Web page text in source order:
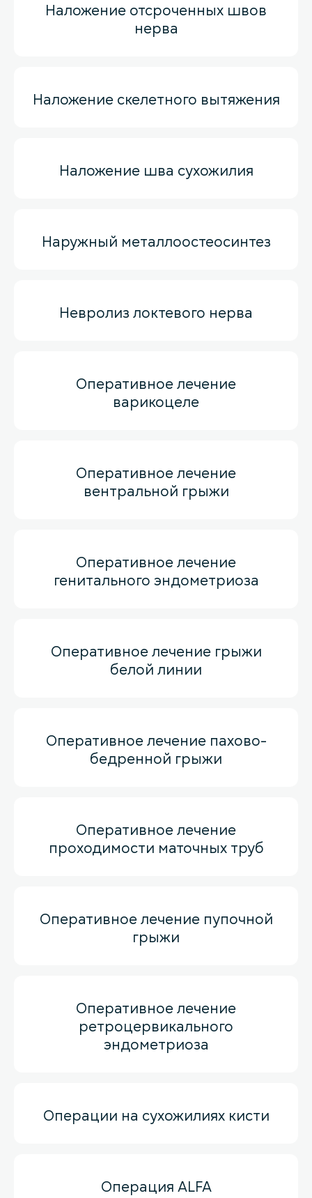
Наложение отсроченных швов
нерва
Наложение скелетного вытяжения
Наложение шва сухожилия
Наружный металлоостеосинтез
Невролиз локтевого нерва
Оперативное лечение
варикоцеле
Оперативное лечение
вентральной грыжи
Оперативное лечение
генитального эндометриоза
Оперативное лечение грыжи
белой линии
Оперативное лечение пахово-
бедренной грыжи
Оперативное лечение
проходимости маточных труб
Оперативное лечение пупочной
грыжи
Оперативное лечение
ретроцервикального
эндометриоза
Операции на сухожилиях кисти
Операция ALFA